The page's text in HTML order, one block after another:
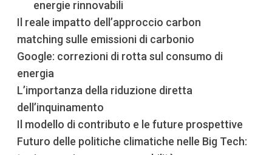
energie rinnovabili
Il reale impatto dell’approccio carbon
matching sulle emissioni di carbonio
Google: correzioni di rotta sul consumo di
energia
L’importanza della riduzione diretta
dell’inquinamento
Il modello di contributo e le future prospettive
Futuro delle politiche climatiche nelle Big Tech: